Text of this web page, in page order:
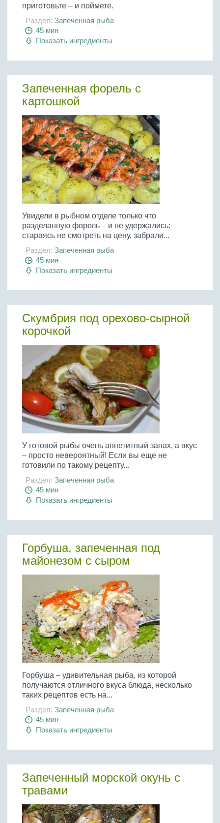
приготовьте – и поймете.
Раздел: Запеченная рыба
45 мин
Показать ингредиенты
Запеченная форель с
картошкой
Увидели в рыбном отделе только что
разделанную форель – и не удержались:
стараясь не смотреть на цену, забрали...
Раздел: Запеченная рыба
45 мин
Показать ингредиенты
Скумбрия под орехово-сырной
корочкой
У готовой рыбы очень аппетитный запах, а вкус
– просто невероятный! Если вы еще не
готовили по такому рецепту...
Раздел: Запеченная рыба
45 мин
Показать ингредиенты
Горбуша, запеченная под
майонезом с сыром
Горбуша – удивительная рыба, из которой
получаются отличного вкуса блюда, несколько
таких рецептов есть на...
Раздел: Запеченная рыба
45 мин
Показать ингредиенты
Запеченный морской окунь с
травами